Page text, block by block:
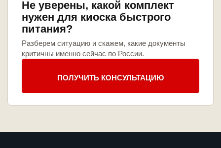
Не уверены, какой комплект
нужен для киоска быстрого
питания?
Разберем ситуацию и скажем, какие документы
критичны именно сейчас по России.
ПОЛУЧИТЬ КОНСУЛЬТАЦИЮ